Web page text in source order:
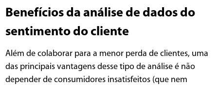
Benefícios da análise de dados do
sentimento do cliente
Além de colaborar para a menor perda de clientes, uma
das principais vantagens desse tipo de análise é não
depender de consumidores insatisfeitos (que nem